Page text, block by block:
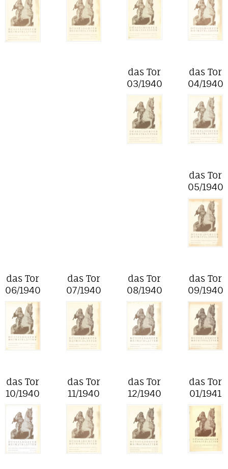
das Tor
03/1940
das Tor
04/1940
das Tor
05/1940
das Tor
06/1940
das Tor
07/1940
das Tor
08/1940
das Tor
09/1940
das Tor
10/1940
das Tor
11/1940
das Tor
12/1940
das Tor
01/1941